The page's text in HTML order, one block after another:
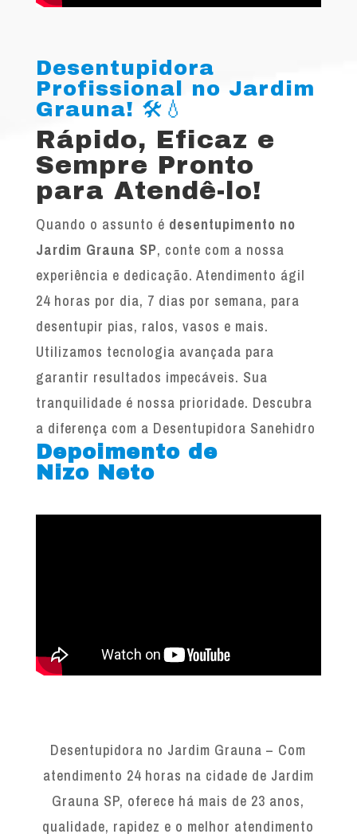
Desentupidora
Profissional no Jardim
Grauna! 🛠️💧
Rápido, Eficaz e
Sempre Pronto
para Atendê-lo!
Quando o assunto é desentupimento no
Jardim Grauna SP, conte com a nossa
experiência e dedicação. Atendimento ágil
24 horas por dia, 7 dias por semana, para
desentupir pias, ralos, vasos e mais.
Utilizamos tecnologia avançada para
garantir resultados impecáveis. Sua
tranquilidade é nossa prioridade. Descubra
a diferença com a Desentupidora Sanehidro
Depoimento de
Nizo Neto
Desentupidora no Jardim Grauna – Com
atendimento 24 horas na cidade de Jardim
Grauna SP, oferece há mais de 23 anos,
qualidade, rapidez e o melhor atendimento